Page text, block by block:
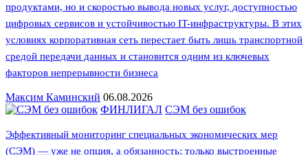
продуктами, но и скоростью вывода новых услуг, доступностью
цифровых сервисов и устойчивостью IT-инфраструктуры. В этих
условиях корпоративная сеть перестает быть лишь транспортной
средой передачи данных и становится одним из ключевых
факторов непрерывности бизнеса
Максим Каминский 06.08.2026
ФИНЛИГАЛ СЭМ без ошибок
Эффективный мониторинг специальных экономических мер
(СЭМ) — уже не опция, а обязанность: только выстроенные